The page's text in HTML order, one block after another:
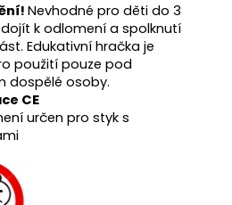
Nevhodné pro děti do 3
k odlomení a spolknutí
Edukativní hračka je
použití pouze pod
dospělé osoby.
CE
určen pro styk s